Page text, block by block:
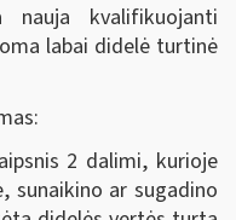
kvalifikuojanti
labai didelė turtinė
2 dalimi, kurioje
sunaikino ar sugadino